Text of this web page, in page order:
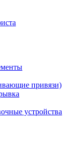
привязи)
устройства